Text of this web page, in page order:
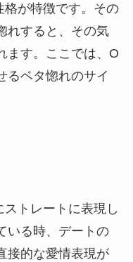
格が特徴です。その
れすると、その気
ます。ここでは、O
るベタ惚れのサイ
トレートに表現し
いる時、デートの
接的な愛情表現が